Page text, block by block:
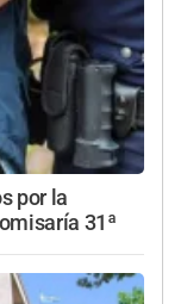
por la
31ª